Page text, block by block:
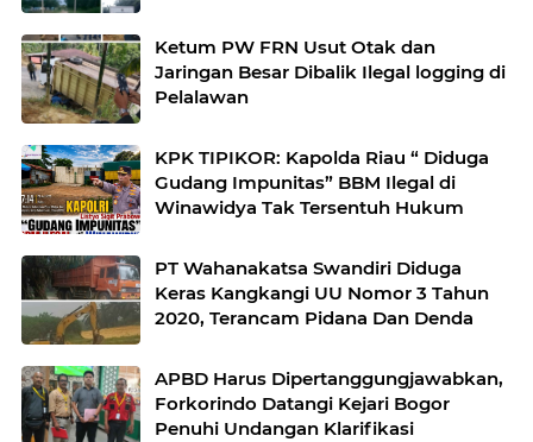
Ketum PW FRN Usut Otak dan
Jaringan Besar Dibalik Ilegal logging di
Pelalawan
KPK TIPIKOR: Kapolda Riau “ Diduga
Gudang Impunitas” BBM Ilegal di
Winawidya Tak Tersentuh Hukum
PT Wahanakatsa Swandiri Diduga
Keras Kangkangi UU Nomor 3 Tahun
2020, Terancam Pidana Dan Denda
APBD Harus Dipertanggungjawabkan,
Forkorindo Datangi Kejari Bogor
Penuhi Undangan Klarifikasi